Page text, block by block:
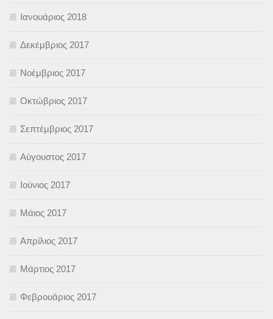
Ιανουάριος 2018
Δεκέμβριος 2017
Νοέμβριος 2017
Οκτώβριος 2017
Σεπτέμβριος 2017
Αύγουστος 2017
Ιούνιος 2017
Μάιος 2017
Απρίλιος 2017
Μάρτιος 2017
Φεβρουάριος 2017